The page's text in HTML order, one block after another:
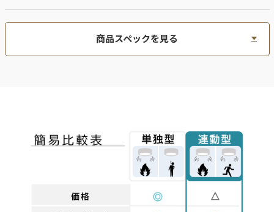
商品スペックを見る